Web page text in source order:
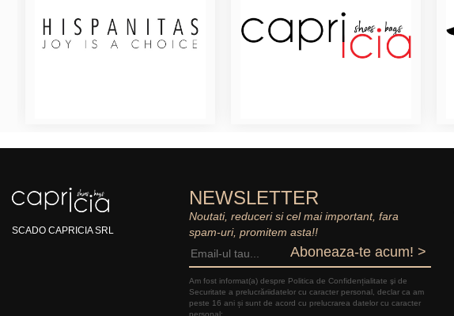
SCADO CAPRICIA SRL
NEWSLETTER
Noutati, reduceri si cel mai important, fara
spam-uri, promitem asta!!
Aboneaza-te acum! >
Am fost informat(a) despre Politica de Confidențialitate şi de
Securitate a prelucrăriidatelor cu caracter personal, declar ca am
peste 16 ani și sunt de acord cu prelucrarea datelor cu caracter
personal: